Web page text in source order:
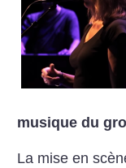
musique du
La mise en